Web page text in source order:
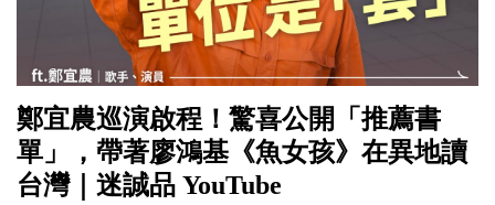
鄭宜農巡演啟程！驚喜公開「推薦書
單」，帶著廖鴻基《魚女孩》在異地讀
台灣｜迷誠品 YouTube